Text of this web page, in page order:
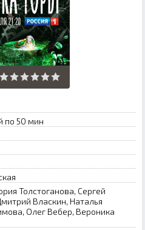
по 50 мин
Толстоганова, Сергей
Власкин, Наталья
Олег Вебер, Вероника